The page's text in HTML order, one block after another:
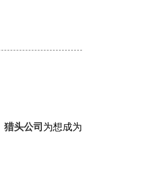
猎头公司 为想成为